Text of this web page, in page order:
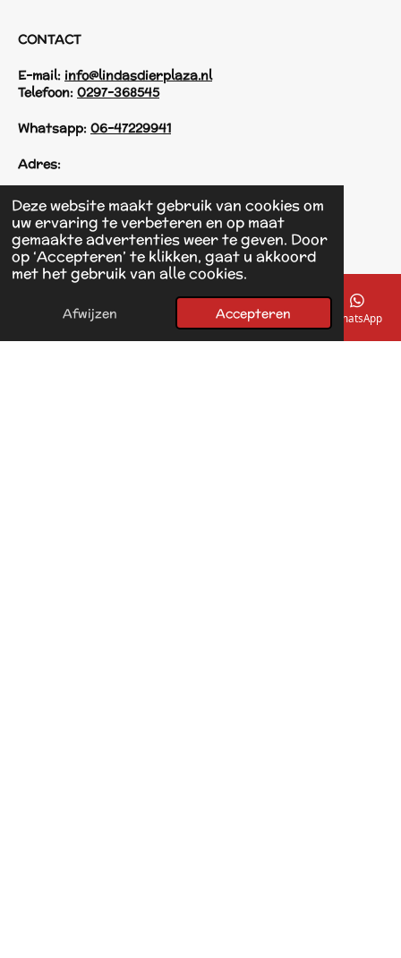
Deze website maakt gebruik van cookies om
uw ervaring te verbeteren en op maat
gemaakte advertenties weer te geven. Door
op ‘Accepteren’ te klikken, gaat u akkoord
met het gebruik van alle cookies.
Afwijzen Accepteren
CONTACT
E-mail: info@lindasdierplaza.nl
Telefoon: 0297-368545
Whatsapp: 06-47229941
Adres:
Einsteinstraat 125
1433 KH Kudelstaart
F
a
o
© 2017 - 2026 Linda's Dierplaza
E-mailadres Telefoonnummer Kaart Facebook WhatsApp